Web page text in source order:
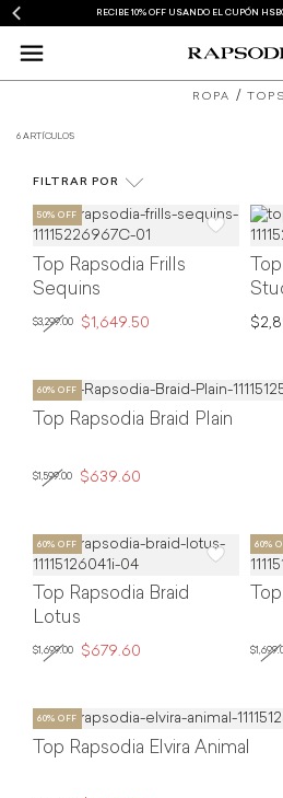
RECIBE 10% OFF USANDO EL CUPÓN
y
camisas
de
mujer
Rapsodia
ROPA TOPS
6 ARTÍCULOS
FILTRAR POR
COLOR
TIPO DE PRODUCTO
TALLA
PRECIOTop Rapsodia Frills
Sequins
$3,299.00 $1,649.50
Top Rapsodia Braid Plain
$1,599.00 $639.60
Top Rapsodia Braid
Lotus
$1,699.00 $679.60
Top Rapsodia Elvira Animal